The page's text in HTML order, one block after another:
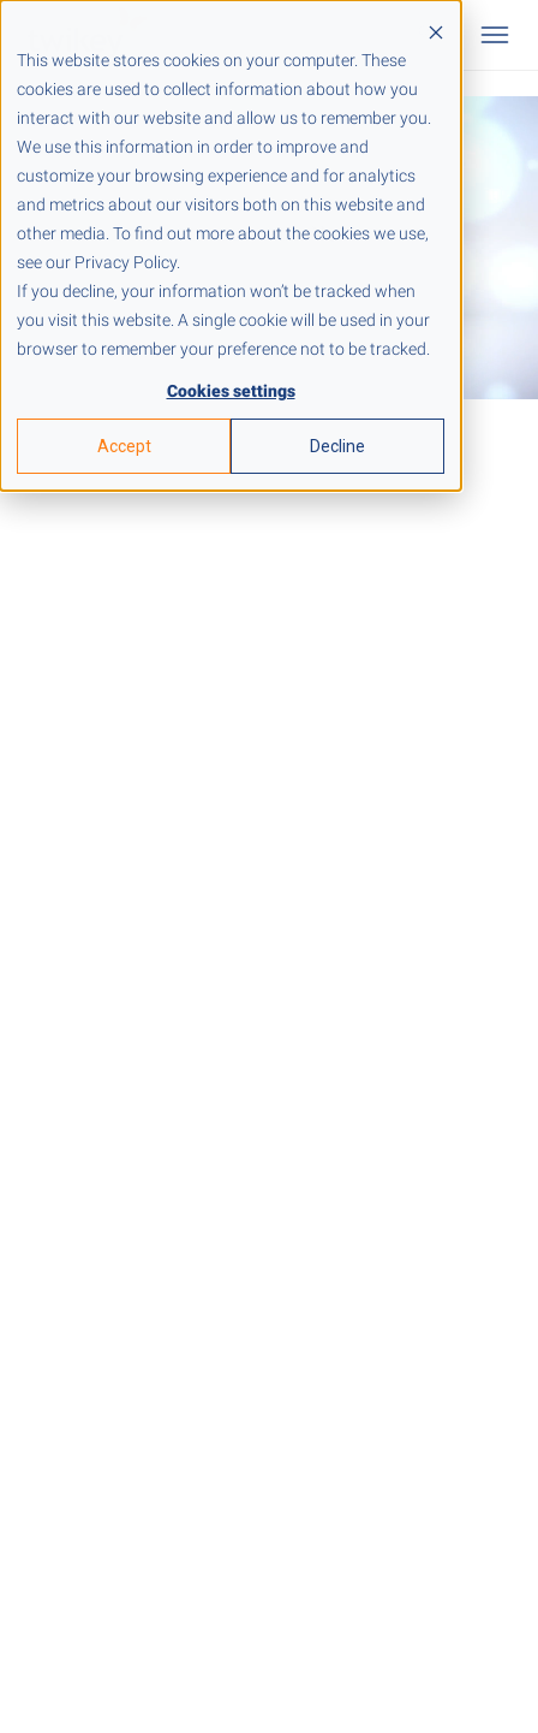
This website stores cookies on your computer. These
cookies are used to collect information about how you
interact with our website and allow us to remember you.
We use this information in order to improve and
customize your browsing experience and for analytics
and metrics about our visitors both on this website and
other media. To find out more about the cookies we use,
see our Privacy Policy.
If you decline, your information won’t be tracked when
you visit this website. A single cookie will be used in your
browser to remember your preference not to be tracked.
Cookies settings
Accept Decline